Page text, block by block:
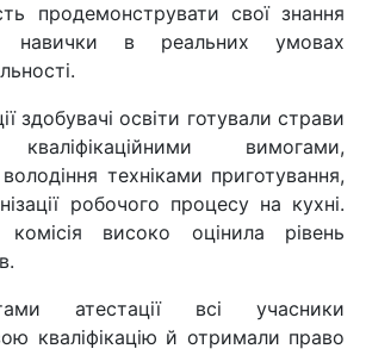
продемонструвати свої знання
навички в реальних умовах
здобувачі освіти готували страви
вимогами,
техніками приготування,
робочого процесу на кухні.
комісія високо оцінила рівень
атестації всі учасники
кваліфікацію й отримали право